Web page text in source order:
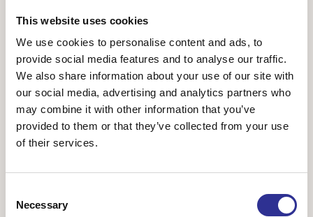
This website uses cookies
We use cookies to personalise content and ads, to
provide social media features and to analyse our traffic.
We also share information about your use of our site with
our social media, advertising and analytics partners who
may combine it with other information that you’ve
provided to them or that they’ve collected from your use
of their services.
Selection
Necessary
vykortsvackra sanddyner och ett spännande djurliv. Vi
Från48 800 kr